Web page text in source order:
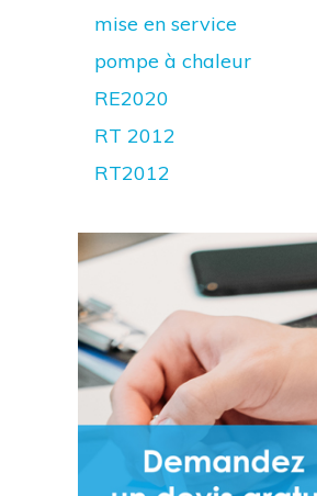
mise en service
pompe à chaleur
RE2020
RT 2012
RT2012